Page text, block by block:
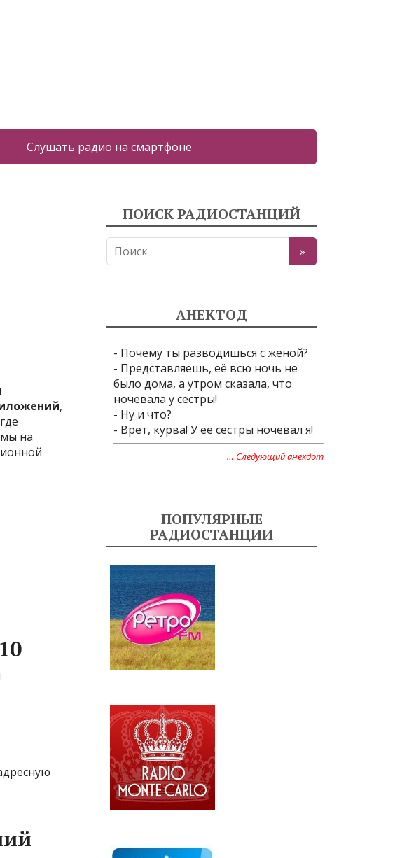
Слушать радио на смартфоне
,
на
ПОИСК РАДИОСТАНЦИЙ
АНЕКТОД
- Почему ты разводишься с женой?
- Представляешь, её всю ночь не
было дома, а утром сказала, что
ночевала у сестры!
- Ну и что?
- Врёт, курва! У её сестры ночевал я!
… Следующий анекдот
ПОПУЛЯРНЫЕ
РАДИОСТАНЦИИ